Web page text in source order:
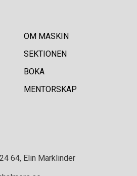
OM MASKIN
SEKTIONEN
BOKA
MENTORSKAP
64, Elin Marklinder